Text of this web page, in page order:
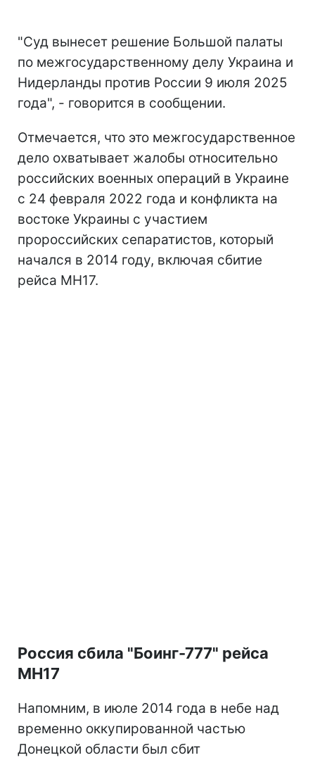
"Суд вынесет решение Большой палаты
по межгосударственному делу Украина и
Нидерланды против России 9 июля 2025
года", - говорится в сообщении.
Отмечается, что это межгосударственное
дело охватывает жалобы относительно
российских военных операций в Украине
с 24 февраля 2022 года и конфликта на
востоке Украины с участием
пророссийских сепаратистов, который
начался в 2014 году, включая сбитие
рейса MH17.
Россия сбила "Боинг-777" рейса
MH17
Напомним, в июле 2014 года в небе над
временно оккупированной частью
Донецкой области был сбит